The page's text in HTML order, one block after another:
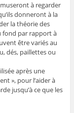
à regarder
donneront à la
la théorie des
fond par rapport à
être variés au
dés, paillettes ou
après une
», pour l’aider à
jusqu’à ce que les